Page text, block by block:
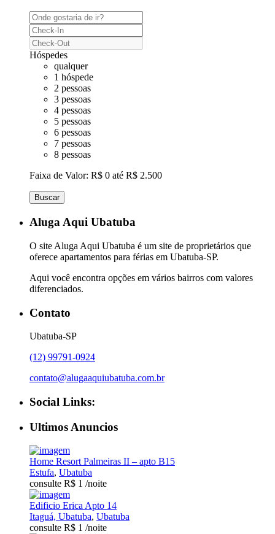
Hóspedes
qualquer
1 hóspede
2 pessoas
3 pessoas
4 pessoas
5 pessoas
6 pessoas
7 pessoas
8 pessoas
Faixa de Valor: R$ 0 até R$ 2.500
Buscar
Aluga Aqui Ubatuba
O site Aluga Aqui Ubatuba é um site de proprietários que
oferece apartamentos para férias em Ubatuba-SP.
Aqui você encontra opções em vários bairros com valores
diferenciados.
Contato
Ubatuba-SP
(12) 99791-0924
contato@alugaaquiubatuba.com.br
Social Links:
Ultimos Anuncios
Home Resort Palmeiras II – apto B15
Estufa, Ubatuba
consulte R$ 1 /noite
Edificio Erica Apto 14
Itaguá, Ubatuba, Ubatuba
consulte R$ 1 /noite